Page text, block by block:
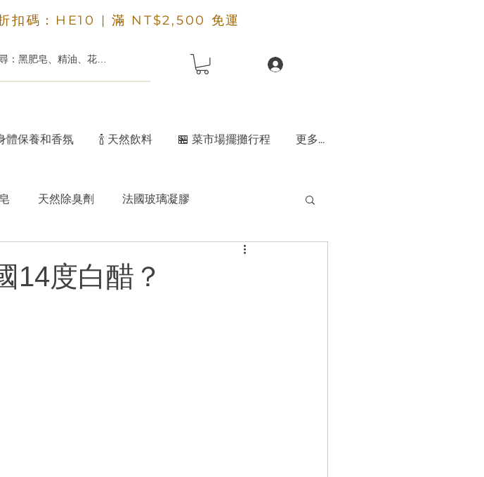
扣碼：HE10 | 滿 NT$2,500 免運
體保養和香氛 🍾 天然飲料 🏪 菜市場擺攤行程 更多...
天然除臭劑 法國玻璃凝膠
14度白醋？